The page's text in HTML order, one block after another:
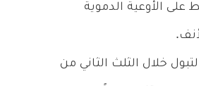
الأوعية الدموية
خلال الثلث الثاني من